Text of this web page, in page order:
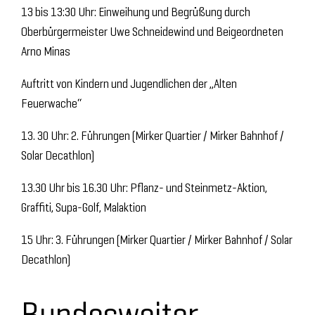
13 bis 13:30 Uhr: Einweihung und Begrüßung durch
Oberbürgermeister Uwe Schneidewind und Beigeordneten
Arno Minas
Auftritt von Kindern und Jugendlichen der „Alten
Feuerwache“
13. 30 Uhr: 2. Führungen (Mirker Quartier / Mirker Bahnhof /
Solar Decathlon)
13.30 Uhr bis 16.30 Uhr: Pflanz- und Steinmetz-Aktion,
Graffiti, Supa-Golf, Malaktion
15 Uhr: 3. Führungen (Mirker Quartier / Mirker Bahnhof / Solar
Decathlon)